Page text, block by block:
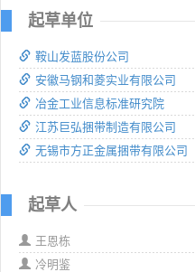
起草单位
鞍山发蓝股份公司
安徽马钢和菱实业有限公司
冶金工业信息标准研究院
江苏巨弘捆带制造有限公司
无锡市方正金属捆带有限公司
起草人
王恩栋
冷明鉴